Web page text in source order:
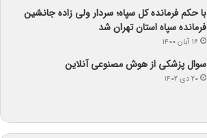
با حکم فرمانده کل سپاه؛ سردار ولی زاده جانشین
فرمانده سپاه استان تهران شد
۱۶ آبان ۱۴۰۰
سوال پزشکی از هوش مصنوعی آنلاین
۲۰ دی ۱۴۰۲